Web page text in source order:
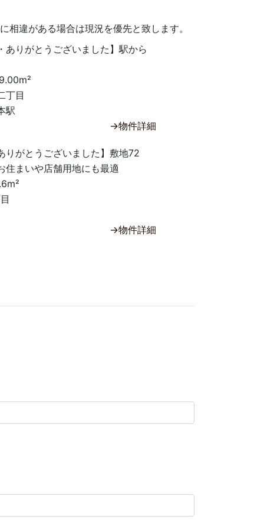
相違がある場合は現況を優先と致します。
ありがとうございました】駅から
丁目
駅
→物件詳細
りがとうございました】敷地72
住まいや店舗用地にも最適
→物件詳細